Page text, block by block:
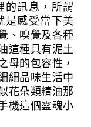
的訊息，所謂
是感受當下美
、嗅覺及各種
這種具有泥土
母的包容性，
細品味生活中
花朵類精油那
機這個靈魂小